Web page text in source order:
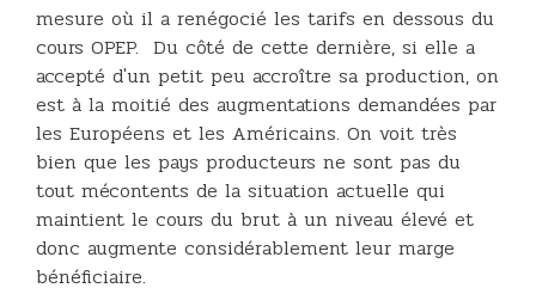
mesure où il a renégocié les tarifs en dessous du
cours OPEP. Du côté de cette dernière, si elle a
accepté d'un petit peu accroître sa production, on
est à la moitié des augmentations demandées par
les Européens et les Américains. On voit très
bien que les pays producteurs ne sont pas du
tout mécontents de la situation actuelle qui
maintient le cours du brut à un niveau élevé et
donc augmente considérablement leur marge
bénéficiaire.